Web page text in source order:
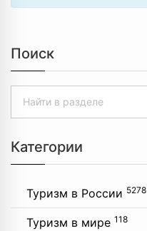
Поиск
Категории
Туризм в России 5278
Туризм в мире 118